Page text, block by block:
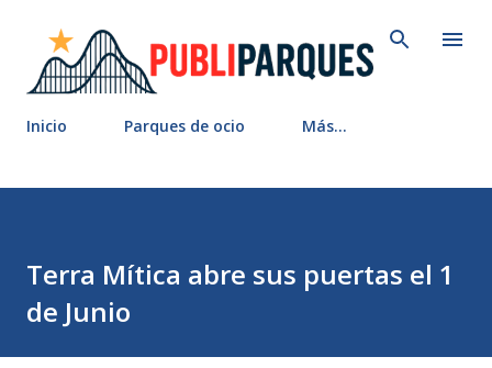
Inicio Parques de ocio Más…
Terra Mítica abre sus puertas el 1
de Junio